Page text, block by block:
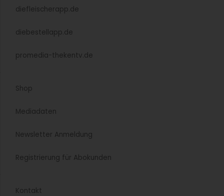
diefleischerapp.de
diebestellapp.de
promedia-thekentv.de
Shop
Mediadaten
Newsletter Anmeldung
Registrierung für Abokunden
Kontakt